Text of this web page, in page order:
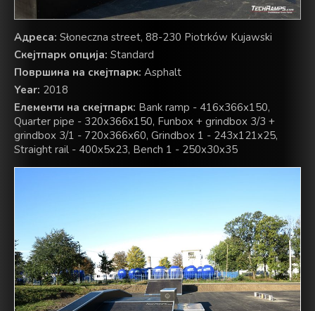
Адреса: Słoneczna street, 88-230 Piotrków Kujawski
Скејтпарк опција: Standard
Површина на скејтпарк: Asphalt
Year: 2018
Елементи на скејтпарк: Bank ramp - 416x366x150,
Quarter pipe - 320x366x150, Funbox + grindbox 3/3 +
grindbox 3/1 - 720x366x60, Grindbox 1 - 243x121x25,
Straight rail - 400x5x23, Bench 1 - 250x30x35